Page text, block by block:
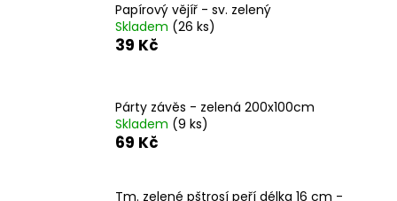
Papírový vějíř - sv. zelený
Skladem (26 ks)
39 Kč
Párty závěs - zelená 200x100cm
Skladem (9 ks)
69 Kč
Tm. zelené pštrosí peří délka 16 cm -